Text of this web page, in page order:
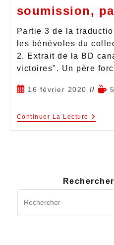
soumission,
Partie 3 de la
les bénévoles du
2. Extrait de la BD
victoires". Un père
16 février 2020
Continuer La Lecture